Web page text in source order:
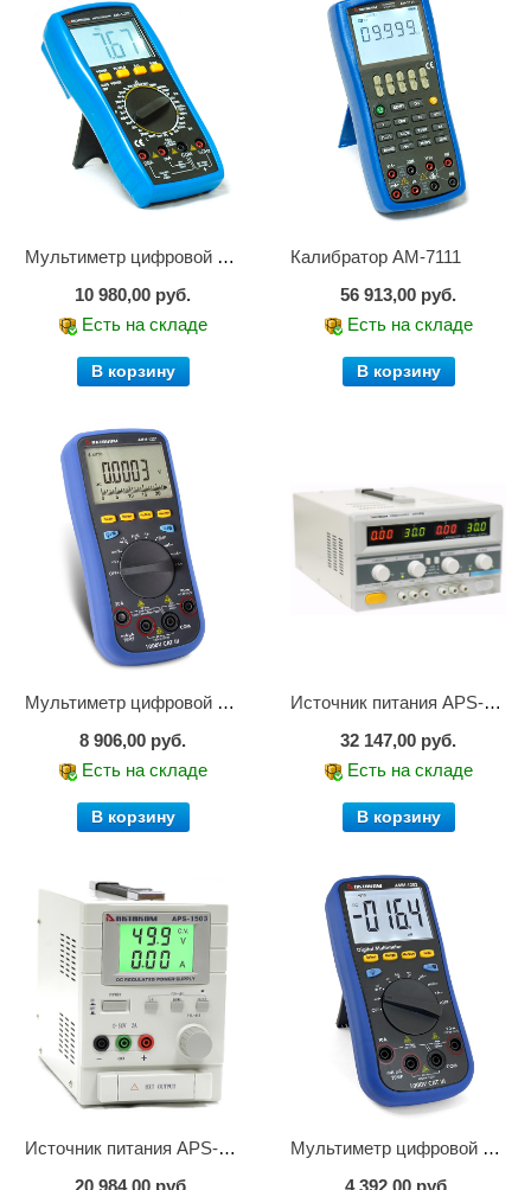
Мультиметр цифровой АМ-1083
10 980,00 руб.
Есть на складе
В корзину
Калибратор АМ-7111
56 913,00 руб.
Есть на складе
В корзину
Мультиметр цифровой АММ-1221
8 906,00 руб.
Есть на складе
В корзину
Источник питания APS-2236
32 147,00 руб.
Есть на складе
В корзину
Источник питания APS-1503
Мультиметр цифровой АММ-1203